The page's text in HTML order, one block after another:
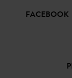
FACEBOOK